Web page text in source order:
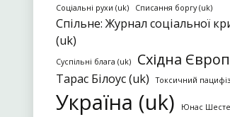
Соціальні рухи (uk)
Списання боргу (uk)
Спільне: Журнал соціальної
(uk)
Суспільні блага (uk) Східна
Тарас Білоус (uk) Токсичний
Україна (uk) Юнас